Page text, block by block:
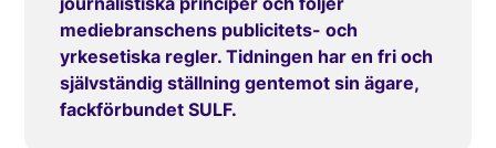
mediebranschens publicitets- och
yrkesetiska regler. Tidningen har en fri och
självständig ställning gentemot sin ägare,
fackförbundet SULF.